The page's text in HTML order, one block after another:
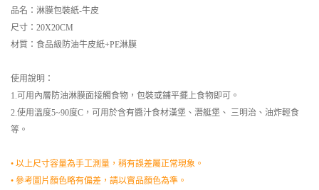
品名：淋膜包裝紙-牛皮
尺寸：20X20CM
材質：食品級防油牛皮紙+PE淋膜
使用說明：
1.可用內層防油淋膜面接觸食物，包裝或鋪平擺上食物即可。
2.使用溫度5~90度C，可用於含有醬汁食材漢堡、潛艇堡、 三明治、油炸輕食
等。
• 以上尺寸容量為手工測量，稍有誤差屬正常現象。
• 參考圖片顏色略有偏差，請以實品顏色為準。